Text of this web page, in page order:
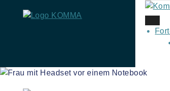
Skip